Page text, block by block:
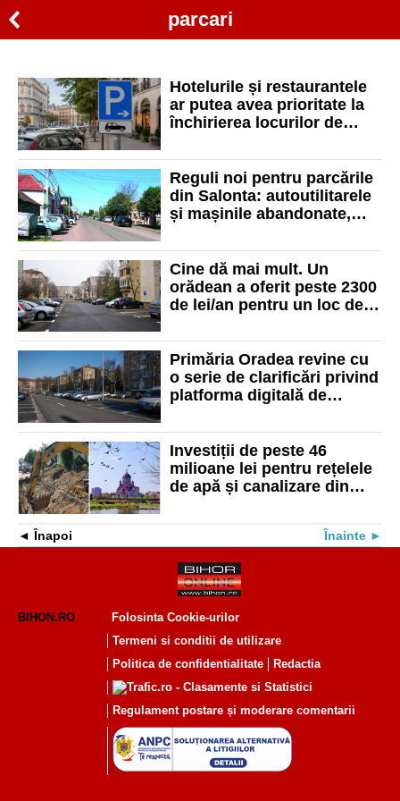
parcari
Hotelurile și restaurantele
ar putea avea prioritate la
închirierea locurilor de
Reguli noi pentru parcările
din Salonta: autoutilitarele
și mașinile abandonate,
Cine dă mai mult. Un
orădean a oferit peste 2300
de lei/an pentru un loc de
Primăria Oradea revine cu
o serie de clarificări privind
platforma digitală de
parcare
Investiții de peste 46
milioane lei pentru rețelele
de apă și canalizare din
Înapoi Înainte
BIHON.RO
Folosinta Cookie-urilor
Termeni si conditii de utilizare
Politica de confidentialitate
Redactia
Regulament postare și moderare comentarii